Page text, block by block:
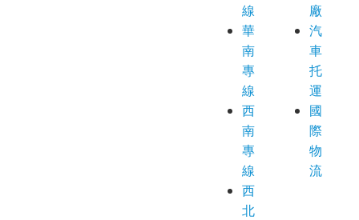
線
華
南
專
線
西
南
專
線
西
北
廠
汽
車
托
運
國
際
物
流